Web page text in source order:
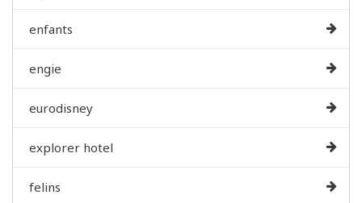
enfants
engie
eurodisney
explorer hotel
felins